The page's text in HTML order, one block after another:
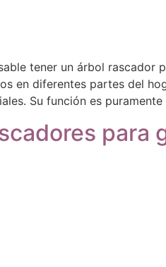
tener un árbol
en diferentes partes del
Su función es
para